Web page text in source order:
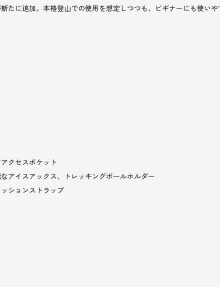
たに追加。本格登山での使用を想定しつつも、ビギナーにも使い
クセスポケット
アイスアックス、トレッキングポールホルダー
ションストラップ